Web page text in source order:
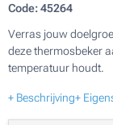
Code:45264
Verras jouw
deze thermosbeker
temperatuur houdt.
+ Beschrijving+